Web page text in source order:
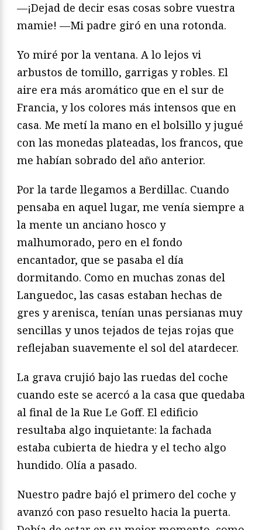
—¡Dejad de decir esas cosas sobre vuestra
mamie! —Mi padre giró en una rotonda.
Yo miré por la ventana. A lo lejos vi
arbustos de tomillo, garrigas y robles. El
aire era más aromático que en el sur de
Francia, y los colores más intensos que en
casa. Me metí la mano en el bolsillo y jugué
con las monedas plateadas, los francos, que
me habían sobrado del año anterior.
Por la tarde llegamos a Berdillac. Cuando
pensaba en aquel lugar, me venía siempre a
la mente un anciano hosco y
malhumorado, pero en el fondo
encantador, que se pasaba el día
dormitando. Como en muchas zonas del
Languedoc, las casas estaban hechas de
gres y arenisca, tenían unas persianas muy
sencillas y unos tejados de tejas rojas que
reflejaban suavemente el sol del atardecer.
La grava crujió bajo las ruedas del coche
cuando este se acercó a la casa que quedaba
al final de la Rue Le Goff. El edificio
resultaba algo inquietante: la fachada
estaba cubierta de hiedra y el techo algo
hundido. Olía a pasado.
Nuestro padre bajó el primero del coche y
avanzó con paso resuelto hacia la puerta.